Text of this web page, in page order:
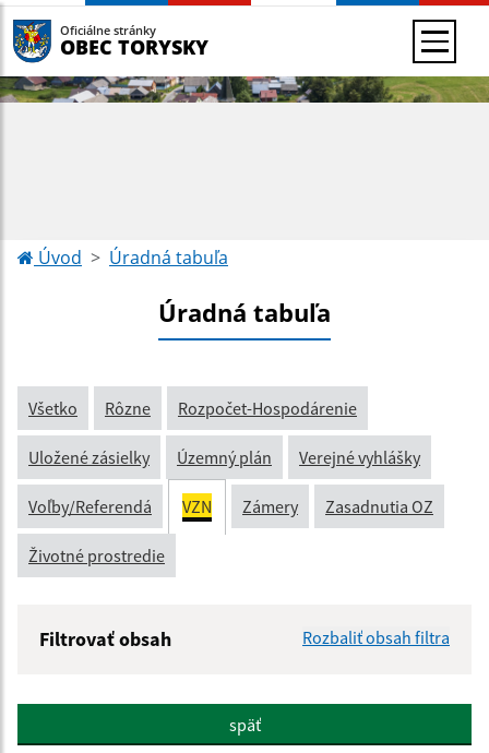
Oficiálne stránky
OBEC TORYSKY
Úvod Úradná tabuľa
Úradná tabuľa
Všetko Rôzne Rozpočet-Hospodárenie
Uložené zásielky Územný plán Verejné vyhlášky
Voľby/Referendá VZN Zámery Zasadnutia OZ
Životné prostredie
Filtrovať obsah Rozbaliť obsah filtra
Popis:
späť